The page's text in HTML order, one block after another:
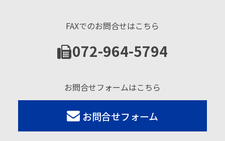
FAXでのお問合せはこちら
072-964-5794
お問合せフォームはこちら
お問合せフォーム